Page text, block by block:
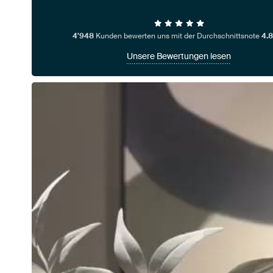
4'948 Kunden bewerten uns mit der Durchschnittsnote
Unsere Bewertungen lesen